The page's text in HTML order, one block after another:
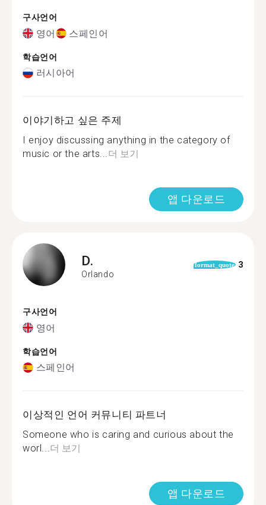
구사언어
영어 스페인어
학습언어
러시아어
이야기하고 싶은 주제
I enjoy discussing anything in the category of
music or the arts...더 보기
앱 다운로드
D.
Orlando
format_quote 3
구사언어
영어
학습언어
스페인어
이상적인 언어 커뮤니티 파트너
Someone who is caring and curious about the
worl...더 보기
앱 다운로드